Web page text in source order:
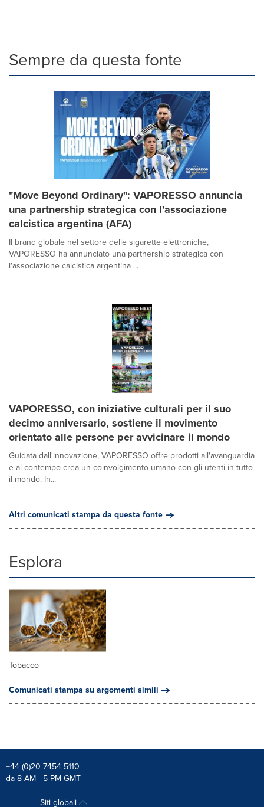
Sempre da questa fonte
"Move Beyond Ordinary": VAPORESSO annuncia
una partnership strategica con l'associazione
calcistica argentina (AFA)
Il brand globale nel settore delle sigarette elettroniche,
VAPORESSO ha annunciato una partnership strategica con
l'associazione calcistica argentina ...
VAPORESSO, con iniziative culturali per il suo
decimo anniversario, sostiene il movimento
orientato alle persone per avvicinare il mondo
Guidata dall'innovazione, VAPORESSO offre prodotti all'avanguardia
e al contempo crea un coinvolgimento umano con gli utenti in tutto
il mondo. In...
Altri comunicati stampa da questa fonte
Esplora
Tobacco
Comunicati stampa su argomenti simili
+44 (0)20 7454 5110
da 8 AM - 5 PM GMT
Siti globali